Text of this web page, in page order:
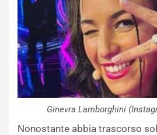
Ginevra Lamborghini
Nonostante abbia trascorso